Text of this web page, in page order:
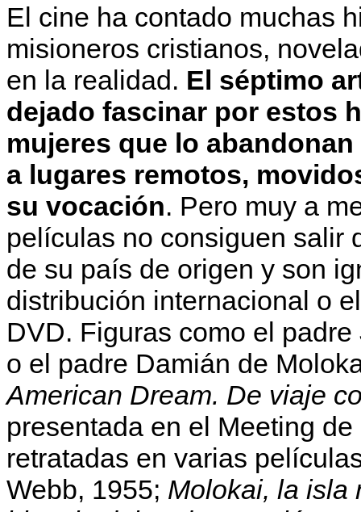
El cine ha contado muchas
misioneros cristianos,
en la realidad. El séptimo
dejado fascinar por estos
mujeres que lo
a lugares remotos,
su vocación. Pero muy a
películas no consiguen salir
de su país de origen y son
distribución internacional o
DVD. Figuras como el
o el padre Damián de
American Dream. De viaje
presentada en el Meeting
retratadas en varias
Webb, 1955; Molokai, la isla